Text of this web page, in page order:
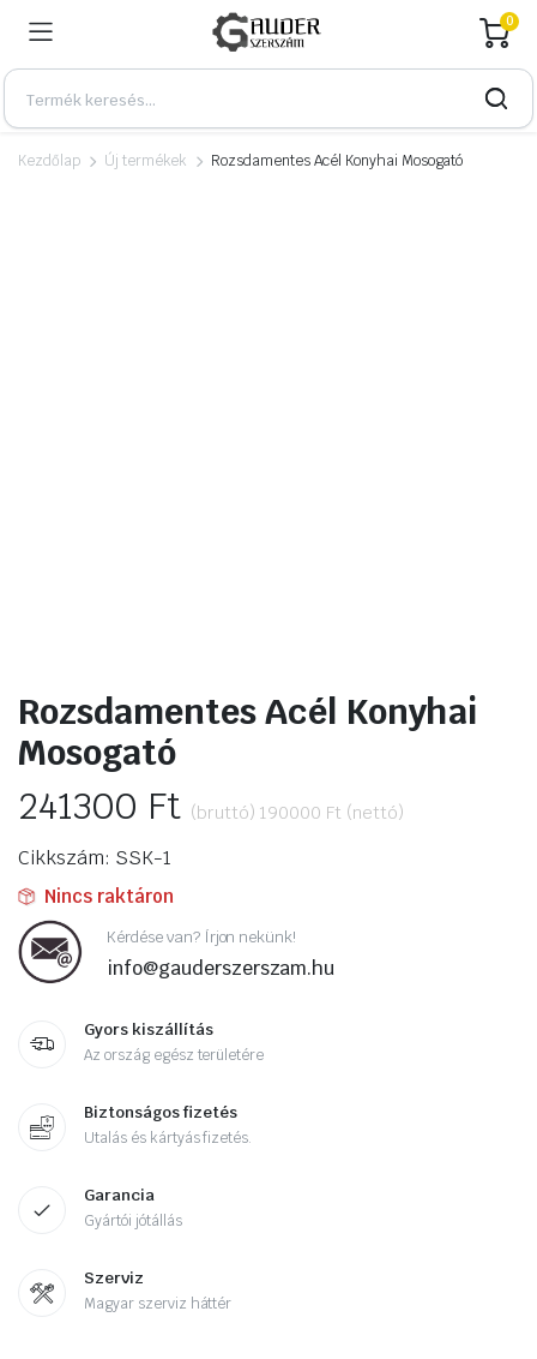
0
Kezdőlap Új termékek Rozsdamentes Acél Konyhai Mosogató
Rozsdamentes Acél Konyhai
Mosogató
241300 Ft (bruttó) 190000 Ft (nettó)
Cikkszám: SSK-1
Nincs raktáron
Kérdése van? Írjon nekünk!
info@gauderszerszam.hu
Gyors kiszállítás
Az ország egész területére
Biztonságos fizetés
Utalás és kártyás fizetés.
Garancia
Gyártói jótállás
Szerviz
Magyar szerviz háttér